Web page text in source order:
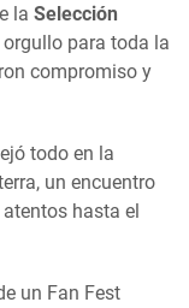
la Selección
para toda la
compromiso y
todo en la
un encuentro
hasta el
un Fan Fest